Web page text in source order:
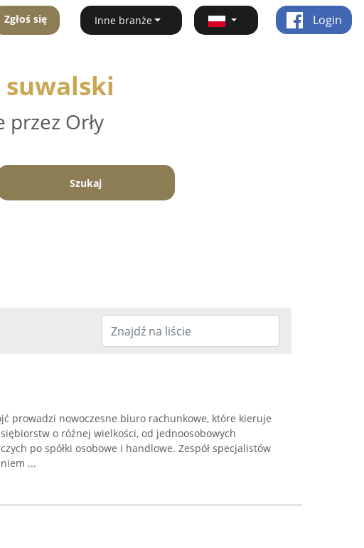
Zgłoś się Inne branże Login
Orły
Szukaj
prowadzi nowoczesne biuro rachunkowe, które kieruje
o różnej wielkości, od jednoosobowych
po spółki osobowe i handlowe. Zespół specjalistów
...